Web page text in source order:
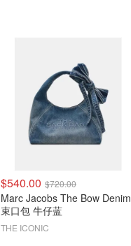
$540.00 $720.00
Marc Jacobs The Bow Denim
束口包 牛仔蓝
THE ICONIC